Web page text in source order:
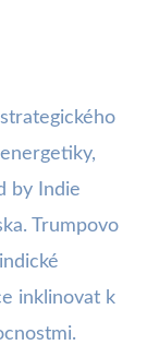
by Indie
Trumpovo
inklinovat k